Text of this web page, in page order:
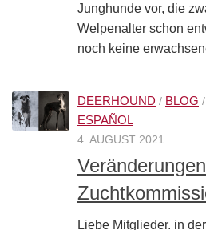
Junghunde vor, die
Welpenalter schon
noch keine
DEERHOUND / BLOG /
ESPAÑOL
4. AUGUST 2021
Liebe Mitglieder. in